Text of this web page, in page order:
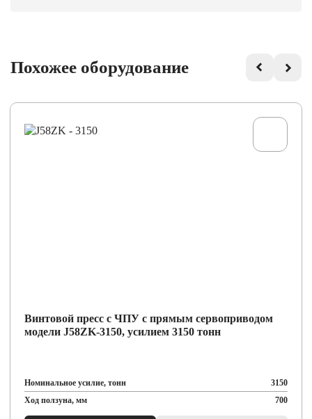
Похожее оборудование
Винтовой пресс с ЧПУ с прямым сервоприводом
модели J58ZK-3150, усилием 3150 тонн
Номинальное усилие, тонн
3150
Ход ползуна, мм
700